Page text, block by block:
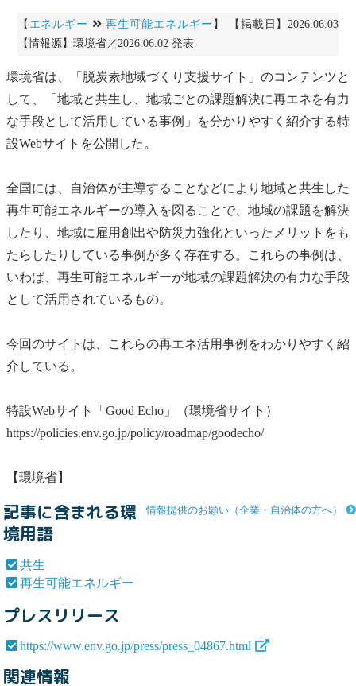
【 エネルギー 再生可能エネルギー 】 【掲載日】2026.06.03
【情報源】環境省／2026.06.02 発表
環境省は、「脱炭素地域づくり支援サイト」のコンテンツと
して、「地域と共生 し、地域ごとの課題解決に再エネを有力
な手段として活用している事例」を分かりやすく紹介する特
設Webサイトを公開した。
全国には、自治体が主導することなどにより地域と共生 した
再生可能エネルギーの導入を図ることで、地域の課題を解決
したり、地域に雇用創出や防災力強化といったメリットをも
たらしたりしている事例が多く存在する。これらの事例は、
いわば、 再生可能エネルギーが地域の課題解決の有力な手段
として活用されているもの。
今回のサイトは、これらの再エネ活用事例をわかりやすく紹
介している。
特設Webサイト「Good Echo」（環境省サイト）
https://policies.env.go.jp/policy/roadmap/goodecho/
【環境省】
情報提供のお願い（企業・自治体の方へ）
記事に含まれる環
境用語
共生
再生可能エネルギー
プレスリリース
https://www.env.go.jp/press/press_04867.html
関連情報